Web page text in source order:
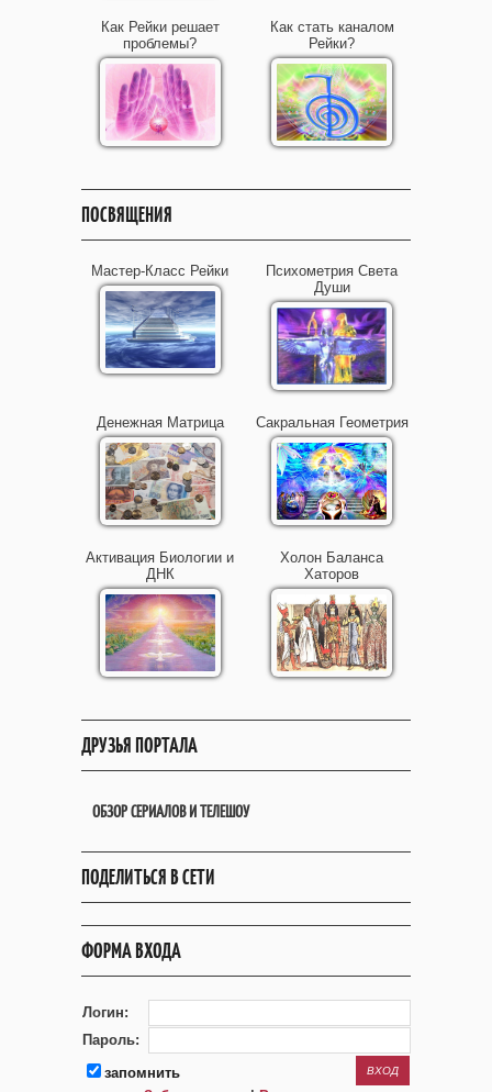
Как Рейки решает
проблемы?
Как стать каналом
Рейки?
ПОСВЯЩЕНИЯ
Мастер-Класс Рейки
Психометрия Света
Души
Денежная Матрица Сакральная Геометрия
Активация Биологии и
ДНК
Холон Баланса
Хаторов
ДРУЗЬЯ ПОРТАЛА
ОБЗОР СЕРИАЛОВ И ТЕЛЕШОУ
ПОДЕЛИТЬСЯ В СЕТИ
ФОРМА ВХОДА
Логин:
Пароль:
запомнить